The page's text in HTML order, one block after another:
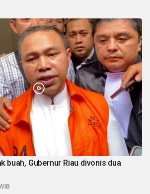
buah, Gubernur Riau divonis dua